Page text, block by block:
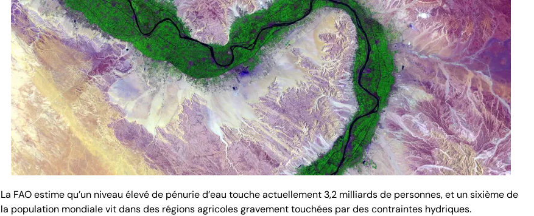
La FAO estime qu’un niveau élevé de pénurie d’eau touche actuellement 3,2 milliards de personnes, et un sixième de
la population mondiale vit dans des régions agricoles gravement touchées par des contraintes hydriques.